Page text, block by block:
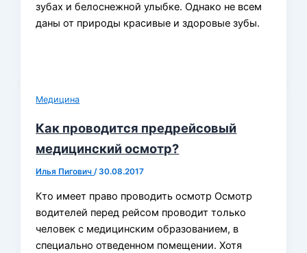
зубах и белоснежной улыбке. Однако не всем
даны от природы красивые и здоровые зубы.
Медицина
Как проводится предрейсовый
медицинский осмотр?
Илья Пигович/30.08.2017
Кто имеет право проводить осмотр Осмотр
водителей перед рейсом проводит только
человек с медицинским образованием, в
специально отведенном помещении. Хотя